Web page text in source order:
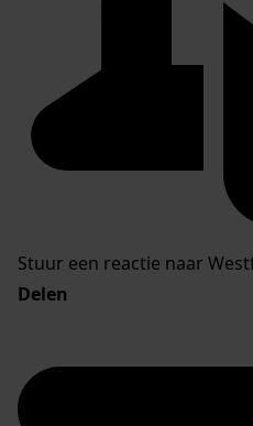
Stuur een reactie naar
Delen